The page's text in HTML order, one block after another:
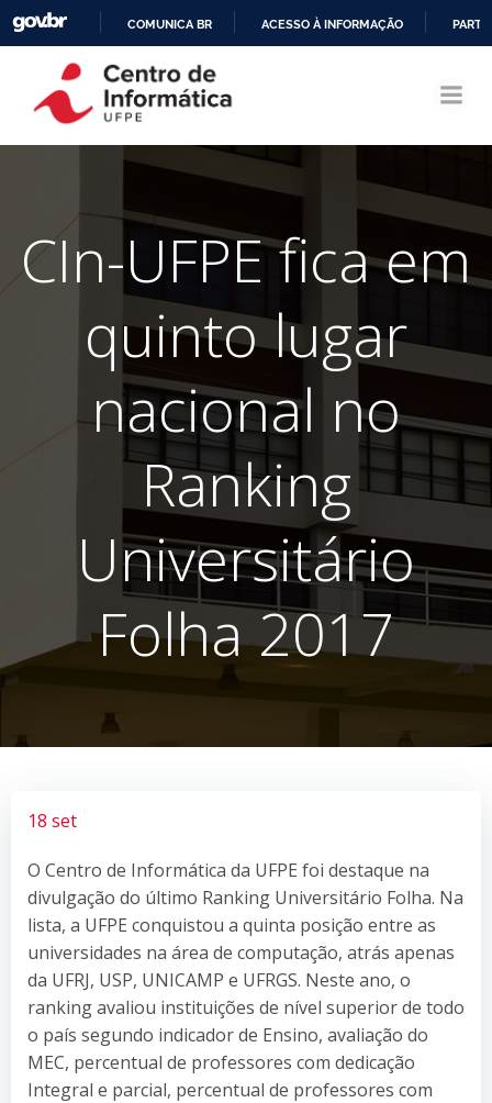
CONTEÚDO
COMUNICA BR ACESSO À INFORMAÇÃO
CIn-UFPE fica em
quinto lugar
nacional no
Ranking
Universitário
Folha 2017
18 set
O Centro de Informática da UFPE foi destaque na
divulgação do último Ranking Universitário Folha. Na
lista, a UFPE conquistou a quinta posição entre as
universidades na área de computação, atrás apenas
da UFRJ, USP, UNICAMP e UFRGS. Neste ano, o
ranking avaliou instituições de nível superior de todo
o país segundo indicador de Ensino, avaliação do
MEC, percentual de professores com dedicação
Integral e parcial, percentual de professores com